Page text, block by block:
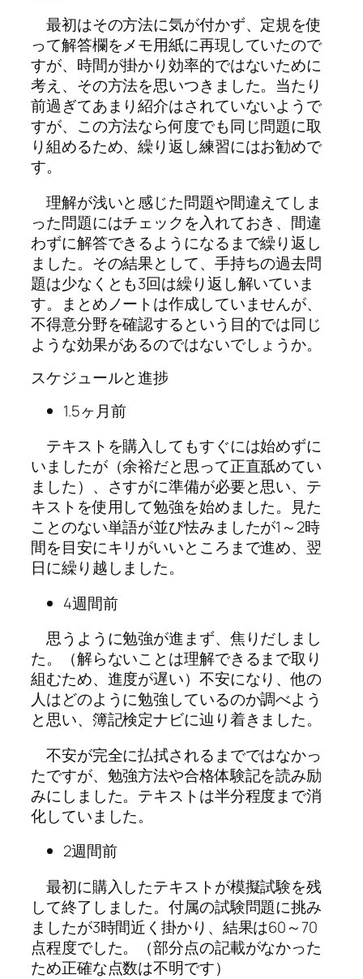
最初はその方法に気が付かず、定規を使
って解答欄をメモ用紙に再現していたので
すが、時間が掛かり効率的ではないために
考え、その方法を思いつきました。当たり
前過ぎてあまり紹介はされていないようで
すが、この方法なら何度でも同じ問題に取
り組めるため、繰り返し練習にはお勧めで
す。
理解が浅いと感じた問題や間違えてしま
った問題にはチェックを入れておき、間違
わずに解答できるようになるまで繰り返し
ました。その結果として、手持ちの過去問
題は少なくとも3回は繰り返し解いていま
す。まとめノートは作成していませんが、
不得意分野を確認するという目的では同じ
ような効果があるのではないでしょうか。
スケジュールと進捗
1.5ヶ月前
テキストを購入してもすぐには始めずに
いましたが（余裕だと思って正直舐めてい
ました）、さすがに準備が必要と思い、テ
キストを使用して勉強を始めました。見た
ことのない単語が並び怯みましたが1～2時
間を目安にキリがいいところまで進め、翌
日に繰り越しました。
4週間前
思うように勉強が進まず、焦りだしまし
た。（解らないことは理解できるまで取り
組むため、進度が遅い）不安になり、他の
人はどのように勉強しているのか調べよう
と思い、簿記検定ナビに辿り着きました。
不安が完全に払拭されるまでではなかっ
たですが、勉強方法や合格体験記を読み励
みにしました。テキストは半分程度まで消
化していました。
2週間前
最初に購入したテキストが模擬試験を残
して終了しました。付属の試験問題に挑み
ましたが3時間近く掛かり、結果は60～70
点程度でした。（部分点の記載がなかった
ため正確な点数は不明です）